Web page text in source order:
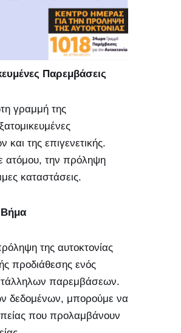
Παρεμβάσεις
γραμμή της
της επιγενετικής.
ατόμου, την πρόληψη
καταστάσεις.
της αυτοκτονίας
προδιάθεσης ενός
παρεμβάσεων.
δεδομένων, μπορούμε να
που προλαμβάνουν